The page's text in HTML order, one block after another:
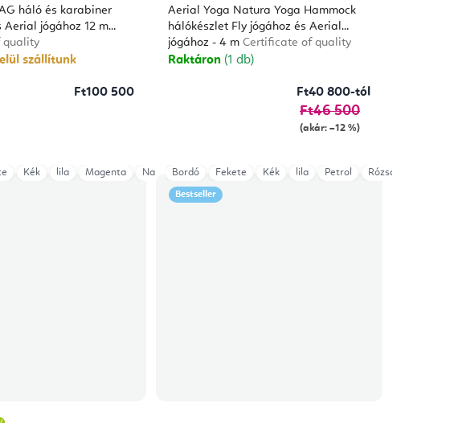
háló és karabiner
Aerial jógához 12 m
quality
szállítunk
Ft100 500
Aerial Yoga Natura Yoga Hammock
hálókészlet Fly jógához és Aerial
jógához - 4 m Certificate of quality
átlagos
értékelése
5-
ből
5,0
csillag.
Raktáron (1 db)
Ft40 800-tól
Ft46 500
(akár: –12 %)
szürke Türkiz Zöld smaragd Copper
Kék lila Magenta Narancssárga Petrol Piros Rózsaszín Sárga
Bestseller
Bordó Fekete Kék lila Petrol Rózsaszín